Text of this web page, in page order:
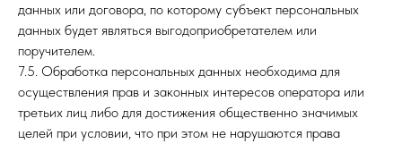
данных или договора, по которому субъект персональных
данных будет являться выгодоприобретателем или
поручителем.
7.5. Обработка персональных данных необходима для
осуществления прав и законных интересов оператора или
третьих лиц либо для достижения общественно значимых
целей при условии, что при этом не нарушаются права